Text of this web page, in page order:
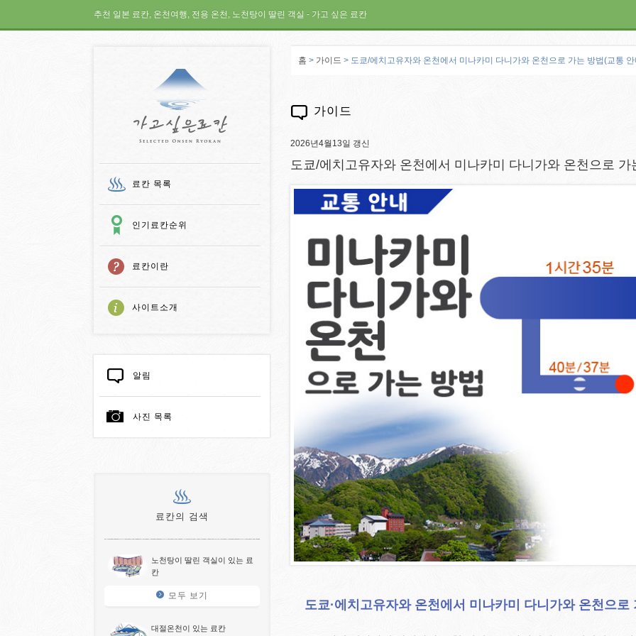
추천 일본 료칸, 온천여행, 전용 온천, 노천탕이 딸린 객실 - 가고 싶은 료칸
료칸 목록
인기료칸순위
료칸이란
사이트소개
알림
사진 목록
료칸의 검색
노천탕이 딸린 객실이 있는 료
칸
모두 보기
대절온천이 있는 료칸
홈 > 가이드 > 도쿄/에치고유자와 온천에서 미나카미 다니가와 온천으로 가는 방법(교통
가이드
2026년4월13일 갱신
도쿄/에치고유자와 온천에서 미나카미 다니가와 온천으로 가
도쿄·에치고유자와 온천에서 미나카미 다니가와 온천으로